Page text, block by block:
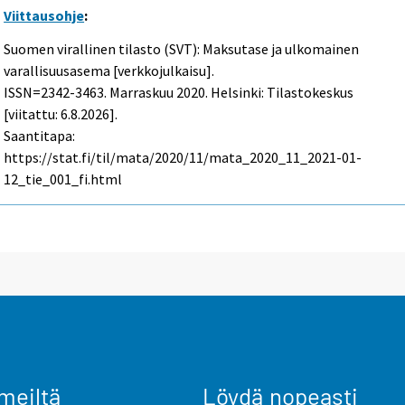
Viittausohje:
Suomen virallinen tilasto (SVT): Maksutase ja ulkomainen
varallisuusasema [verkkojulkaisu].
ISSN=2342-3463. Marraskuu 2020. Helsinki: Tilastokeskus
[viitattu: 6.8.2026].
Saantitapa:
https://stat.fi/til/mata/2020/11/mata_2020_11_2021-01-
12_tie_001_fi.html
Löydä nopeasti